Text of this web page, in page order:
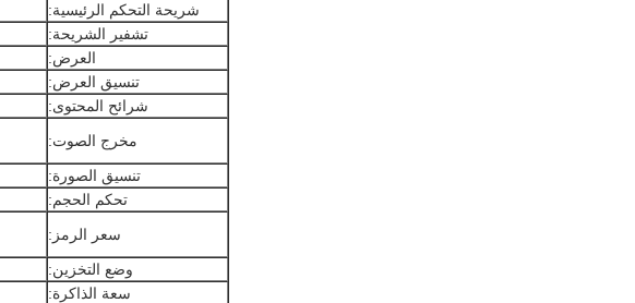
شريحة التحكم الرئيسية:
تشفير الشريحة:
العرض:
تنسيق العرض:
شرائح المحتوى:
مخرج الصوت:
تنسيق الصورة:
تحكم الحجم:
سعر الرمز:
وضع التخزين:
سعة الذاكرة: